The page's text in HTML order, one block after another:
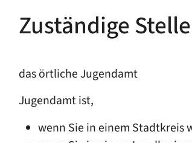
Zuständige Stelle
das örtliche Jugendamt
Jugendamt ist,
wenn Sie in einem